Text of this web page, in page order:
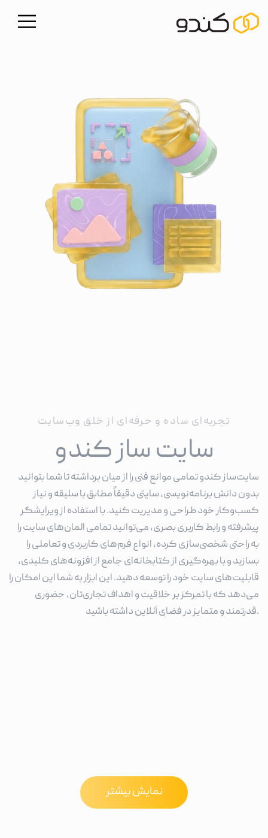
تجربه‌ای ساده و حرفه‌ای از خلق وب‌سایت
سایت ساز کندو
سایت‌ساز کندو تمامی موانع فنی را از میان برداشته تا شما بتوانید
بدون دانش برنامه‌نویسی، سایتی دقیقاً مطابق با سلیقه و نیاز
کسب‌وکار خود طراحی و مدیریت کنید. با استفاده از ویرایشگر
پیشرفته و رابط کاربری بصری، می‌توانید تمامی المان‌های سایت را
به راحتی شخصی‌سازی کرده، انواع فرم‌های کاربردی و تعاملی را
بسازید و با بهره‌گیری از کتابخانه‌ای جامع از افزونه‌های کلیدی،
قابلیت‌های سایت خود را توسعه دهید. این ابزار به شما این امکان را
می‌دهد که با تمرکز بر خلاقیت و اهداف تجاری‌تان، حضوری
قدرتمند و متمایز در فضای آنلاین داشته باشید.
نمایش بیشتر